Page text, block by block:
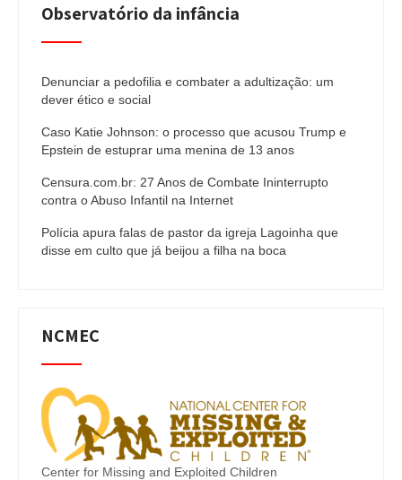
Observatório da infância
Denunciar a pedofilia e combater a adultização: um
dever ético e social
Caso Katie Johnson: o processo que acusou Trump e
Epstein de estuprar uma menina de 13 anos
Censura.com.br: 27 Anos de Combate Ininterrupto
contra o Abuso Infantil na Internet
Polícia apura falas de pastor da igreja Lagoinha que
disse em culto que já beijou a filha na boca
NCMEC
Center for Missing and Exploited Children